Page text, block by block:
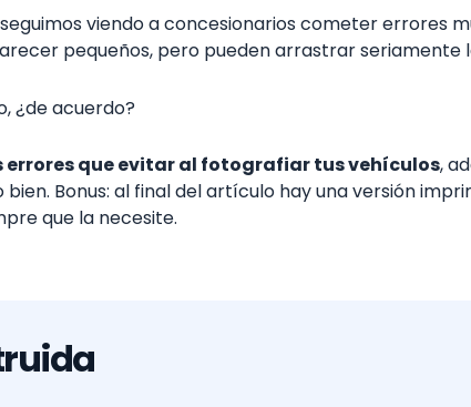
viendo a concesionarios cometer errores
pequeños, pero pueden arrastrar seriamente
¿de acuerdo?
errores que evitar al fotografiar tus vehículos,
Bonus: al final del artículo hay una versión
que la necesite.